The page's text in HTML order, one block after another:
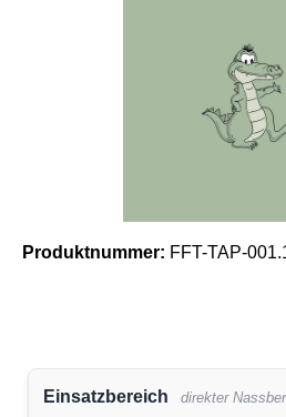
Produktnummer: FFT-TAP-
Einsatzbereich direkter